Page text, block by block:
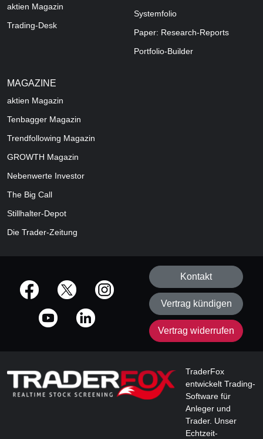
aktien Magazin
Trading-Desk
Systemfolio
Paper: Research-Reports
Portfolio-Builder
MAGAZINE
aktien Magazin
Tenbagger Magazin
Trendfollowing Magazin
GROWTH Magazin
Nebenwerte Investor
The Big Call
Stillhalter-Depot
Die Trader-Zeitung
offizielle Social Media-Accounts
Kontakt
Vertrag kündigen
Vertrag widerrufen
TraderFox
entwickelt Trading-
Software für
Anleger und
Trader. Unser
Echtzeit-